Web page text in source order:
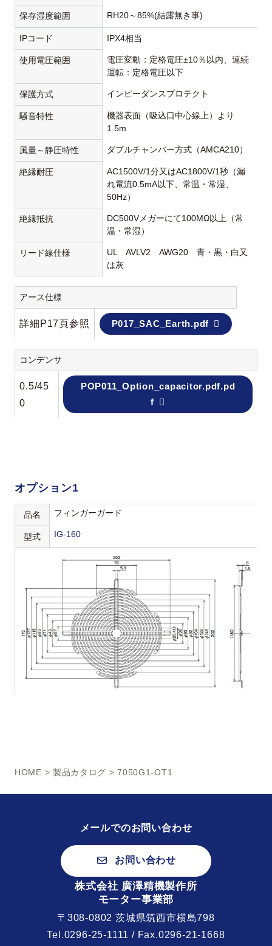
保存湿度範囲 RH20～85%(結露無き事)
IPコード IPX4相当
使用電圧範囲
電圧変動：定格電圧±10％以内、連続
運転：定格電圧以下
保護方式 インピーダンスプロテクト
騒音特性
機器表面（吸込口中心線上）より
1.5m
風量～静圧特性 ダブルチャンバー方式（AMCA210）
絶縁耐圧
AC1500V/1分又はAC1800V/1秒（漏
れ電流0.5mA以下、常温・常湿、
50Hz）
絶縁抵抗
DC500Vメガーにて100MΩ以上（常
温・常湿）
リード線仕様
UL AVLV2 AWG20 青・黒・白又
は灰
アース仕様
詳細P17頁参照 P017_SAC_Earth.pdf
コンデンサ
0.5/45
0
POP011_Option_capacitor.pdf.pd
f
オプション1
品名 フィンガーガード
型式 IG-160
HOME > 製品カタログ > 7050G1-OT1
メールでのお問い合わせ
お問い合わせ
株式会社 廣澤精機製作所
モーター事業部
〒308-0802 茨城県筑西市横島798
Tel.0296-25-1111 / Fax.0296-21-1668